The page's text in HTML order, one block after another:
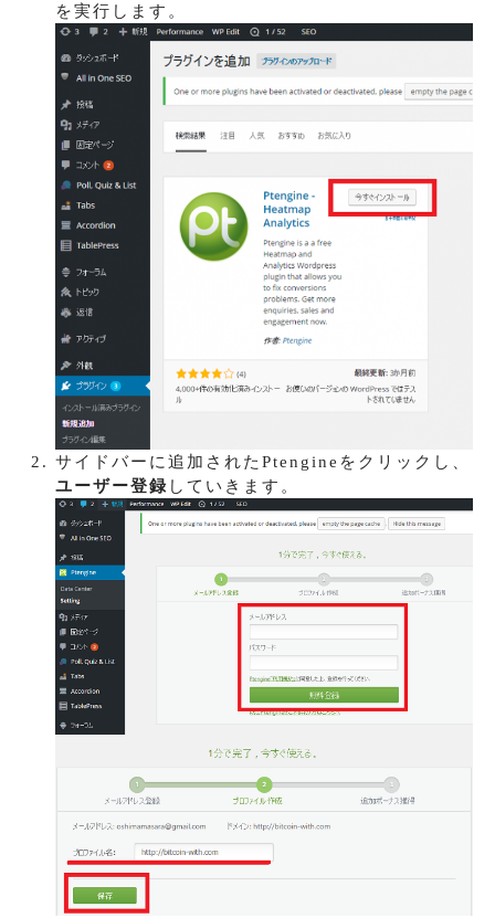
を実行します。
サイドバーに追加されたPtengineをクリックし、
ユーザー登録 していきます。